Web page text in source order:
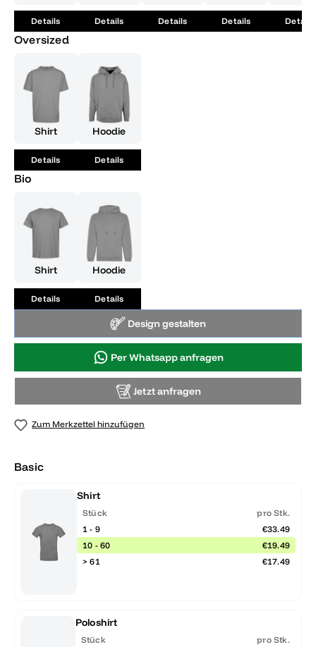
Details Details Details Details Details
Oversized
Shirt
Details
Hoodie
Details
Bio
Shirt
Details
Hoodie
Details
Design gestalten
Per Whatsapp anfragen
Jetzt anfragen
Zum Merkzettel hinzufügen
Basic
Shirt
Stück
pro Stk.
1 - 9
€33.49
10 - 60
€19.49
> 61
€17.49
Poloshirt
Stück
pro Stk.